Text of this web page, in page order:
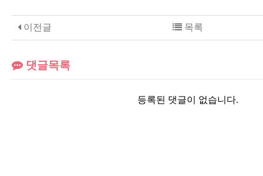
이전글 목록
댓글목록
등록된 댓글이 없습니다.